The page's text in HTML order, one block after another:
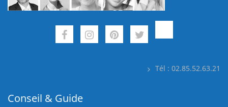
Tél : 02.85.52.63.21
Conseil & Guide